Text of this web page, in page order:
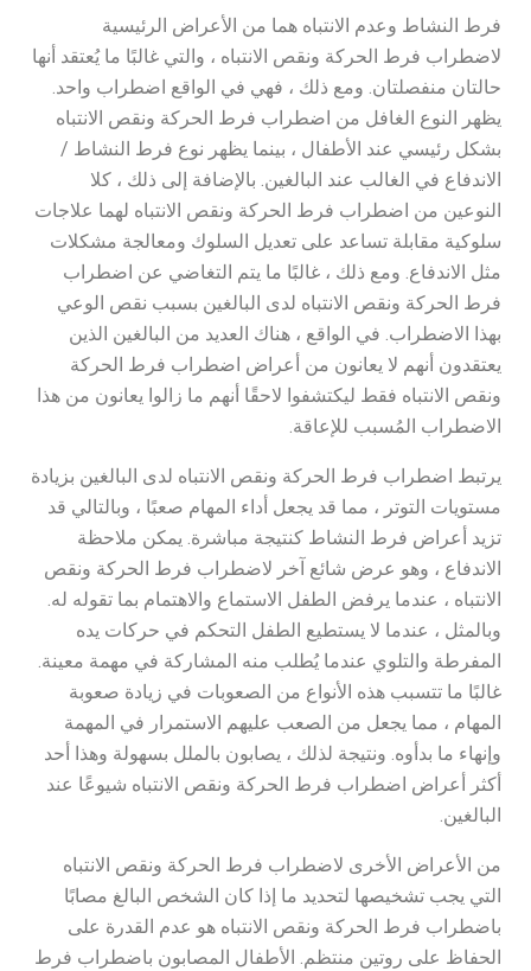
فرط النشاط وعدم الانتباه هما من الأعراض الرئيسية
لاضطراب فرط الحركة ونقص الانتباه ، والتي غالبًا ما يُعتقد أنها
حالتان منفصلتان. ومع ذلك ، فهي في الواقع اضطراب واحد.
يظهر النوع الغافل من اضطراب فرط الحركة ونقص الانتباه
بشكل رئيسي عند الأطفال ، بينما يظهر نوع فرط النشاط /
الاندفاع في الغالب عند البالغين. بالإضافة إلى ذلك ، كلا
النوعين من اضطراب فرط الحركة ونقص الانتباه لهما علاجات
سلوكية مقابلة تساعد على تعديل السلوك ومعالجة مشكلات
مثل الاندفاع. ومع ذلك ، غالبًا ما يتم التغاضي عن اضطراب
فرط الحركة ونقص الانتباه لدى البالغين بسبب نقص الوعي
بهذا الاضطراب. في الواقع ، هناك العديد من البالغين الذين
يعتقدون أنهم لا يعانون من أعراض اضطراب فرط الحركة
ونقص الانتباه فقط ليكتشفوا لاحقًا أنهم ما زالوا يعانون من هذا
الاضطراب المُسبب للإعاقة.
يرتبط اضطراب فرط الحركة ونقص الانتباه لدى البالغين بزيادة
مستويات التوتر ، مما قد يجعل أداء المهام صعبًا ، وبالتالي قد
تزيد أعراض فرط النشاط كنتيجة مباشرة. يمكن ملاحظة
الاندفاع ، وهو عرض شائع آخر لاضطراب فرط الحركة ونقص
الانتباه ، عندما يرفض الطفل الاستماع والاهتمام بما تقوله له.
وبالمثل ، عندما لا يستطيع الطفل التحكم في حركات يده
المفرطة والتلوي عندما يُطلب منه المشاركة في مهمة معينة.
غالبًا ما تتسبب هذه الأنواع من الصعوبات في زيادة صعوبة
المهام ، مما يجعل من الصعب عليهم الاستمرار في المهمة
وإنهاء ما بدأوه. ونتيجة لذلك ، يصابون بالملل بسهولة وهذا أحد
أكثر أعراض اضطراب فرط الحركة ونقص الانتباه شيوعًا عند
البالغين.
من الأعراض الأخرى لاضطراب فرط الحركة ونقص الانتباه
التي يجب تشخيصها لتحديد ما إذا كان الشخص البالغ مصابًا
باضطراب فرط الحركة ونقص الانتباه هو عدم القدرة على
الحفاظ على روتين منتظم. الأطفال المصابون باضطراب فرط